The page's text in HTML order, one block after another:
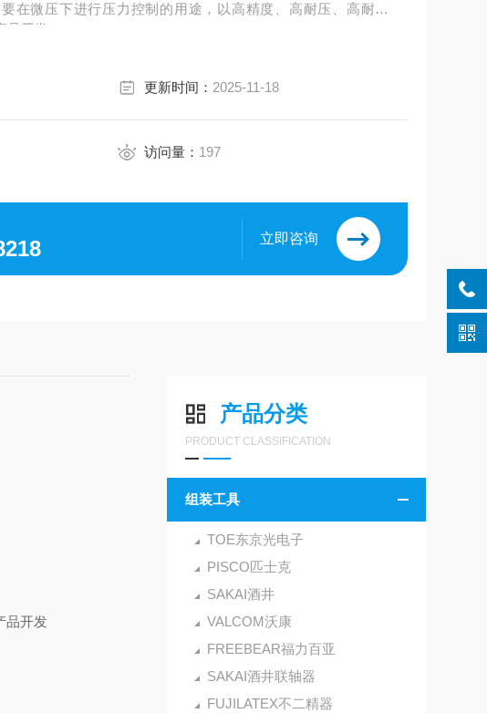
在微压下进行压力控制的用途，以高精度、高耐压、高耐久
品开发
更新时间： 2025-11-18
访问量： 197
立即咨询
产品分类
PRODUCT CLASSIFICATION
组装工具
TOE东京光电子
PISCO匹士克
SAKAI酒井
VALCOM沃康
FREEBEAR福力百亚
SAKAI酒井联轴器
FUJILATEX不二精器
品开发